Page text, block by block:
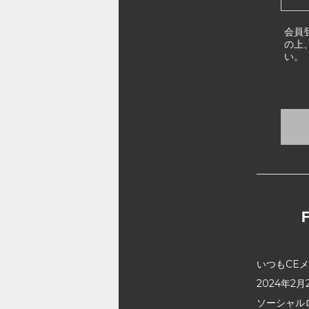
会員
の上
い。
いつもCE
2024年2月
ソーシャ